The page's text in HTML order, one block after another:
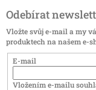
Odebírat
Vložte svůj e-mail a my
produktech na našem e-
E-mail
Vložením e-mailu